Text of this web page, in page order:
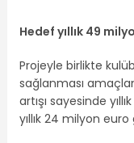
Hedef yıllık 49
Projeyle birlikte
sağlanması
artışı sayesinde
yıllık 24 milyon